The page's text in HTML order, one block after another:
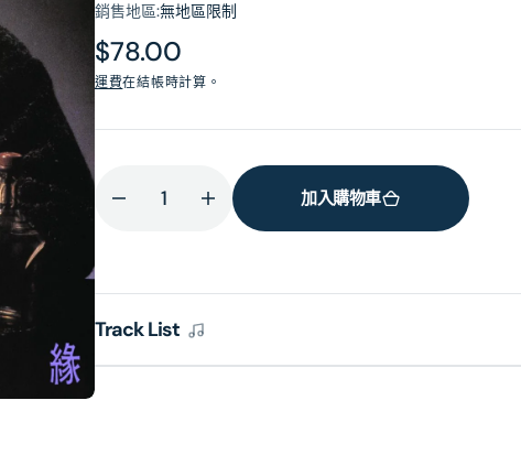
銷售地區:無地區限制
原
價
$78.00
運費在結帳時計算。
是
有
緣
增
是
緣
加入購物車
Track List